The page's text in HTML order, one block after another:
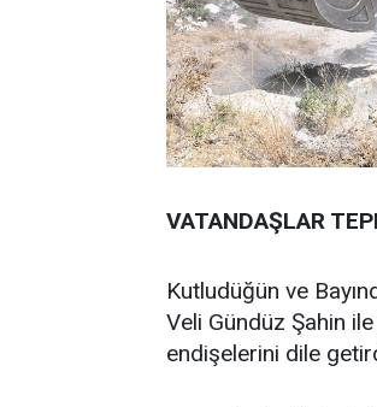
VATANDAŞLAR
Kutludüğün ve
Veli Gündüz Şahin
endişelerini dile